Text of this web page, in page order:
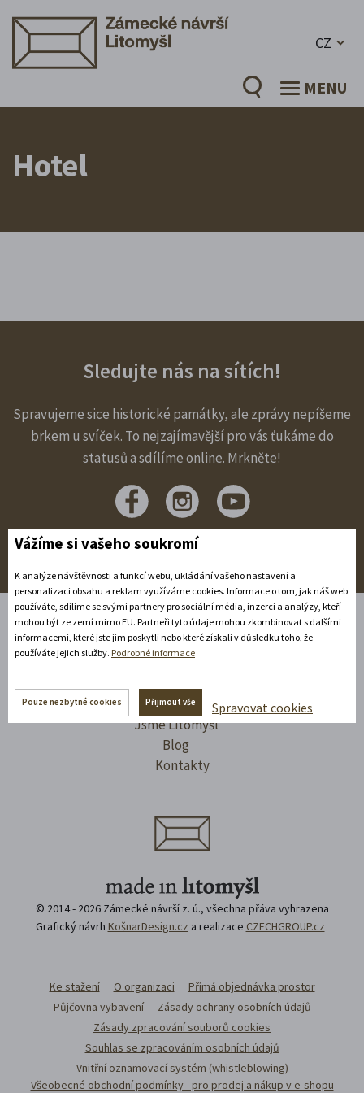
CZ
MENU
Hotel
Sledujte nás na sítích!
Spravujeme sice historické památky, ale zprávy nepíšeme
brkem u svíček. To nejzajímavější pro vás ťukáme do
statusů a sdílíme online. Mrkněte!
Úvod
Ubytování
Výletím
Jsme Litomyšl
Blog
Kontakty
© 2014 - 2026 Zámecké návrší z. ú., všechna přáva vyhrazena
Grafický návrh KošnarDesign.cz a realizace CZECHGROUP.cz
Ke stažení O organizaci
Přímá objednávka prostor
Půjčovna vybavení
Zásady ochrany osobních údajů
Zásady zpracování souborů cookies
Souhlas se zpracováním osobních údajů
Vnitřní oznamovací systém (whistleblowing)
Všeobecné obchodní podmínky - pro prodej a nákup v e-shopu
Vážíme si vašeho soukromí
K analýze návštěvnosti a funkcí webu, ukládání vašeho nastavení a
personalizaci obsahu a reklam využíváme cookies. Informace o tom, jak náš web
používáte, sdílíme se svými partnery pro sociální média, inzerci a analýzy, kteří
mohou být ze zemí mimo EU. Partneři tyto údaje mohou zkombinovat s dalšími
informacemi, které jste jim poskytli nebo které získali v důsledku toho, že
používáte jejich služby. Podrobné informace
Pouze nezbytné cookies Přijmout vše Spravovat cookies